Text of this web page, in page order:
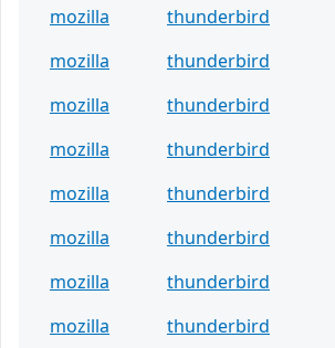
mozilla
thunderbird
mozilla
thunderbird
mozilla
thunderbird
mozilla
thunderbird
mozilla
thunderbird
mozilla
thunderbird
mozilla
thunderbird
mozilla
thunderbird